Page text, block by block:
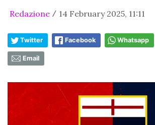
Redazione / 14 February 2025, 11:11
Twitter Facebook Whatsapp
Email